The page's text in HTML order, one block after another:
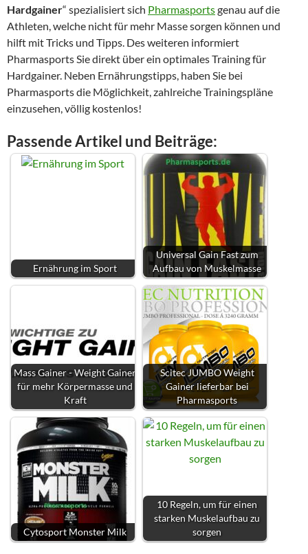
Hardgainer“ spezialisiert sich Pharmasportsgenau auf die
Athleten, welche nicht für mehr Masse sorgen können und
hilft mit Tricks und Tipps. Des weiteren informiert
Pharmasports Sie direkt über ein optimales Training für
Hardgainer. Neben Ernährungstipps, haben Sie bei
Pharmasports die Möglichkeit, zahlreiche Trainingspläne
einzusehen, völlig kostenlos!
Passende Artikel und Beiträge:
Ernährung im Sport
Universal Gain Fast zum
Aufbau von Muskelmasse
Mass Gainer - Weight Gainer
für mehr Körpermasse und
Kraft
Scitec JUMBO Weight
Gainer lieferbar bei
Pharmasports
Cytosport Monster Milk
10 Regeln, um für einen
starken Muskelaufbau zu
sorgen